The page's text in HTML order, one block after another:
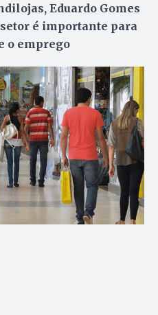
Eduardo Gomes
é importante para
o emprego